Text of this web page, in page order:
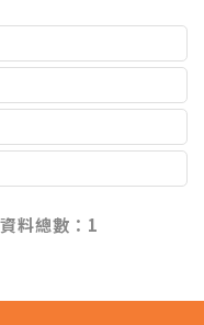
資料總數：1